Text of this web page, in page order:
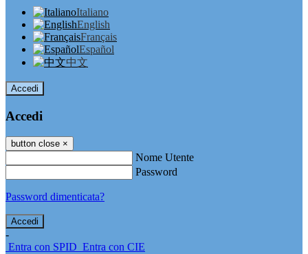
Italiano
English
Français
Español
中文
Accedi
Accedi
button close ×
Nome Utente
Password
Password dimenticata?
-
Entra con SPID Entra con CIE